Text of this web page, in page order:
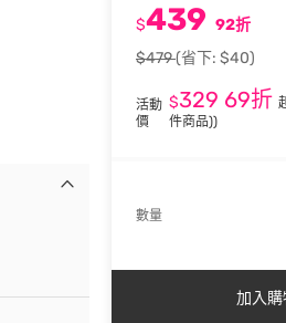
$439 92折
$479(省下: $40)
活動
價
$329 69折
件商品))
數量
加入購